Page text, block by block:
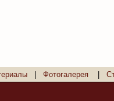
Фотогалерея